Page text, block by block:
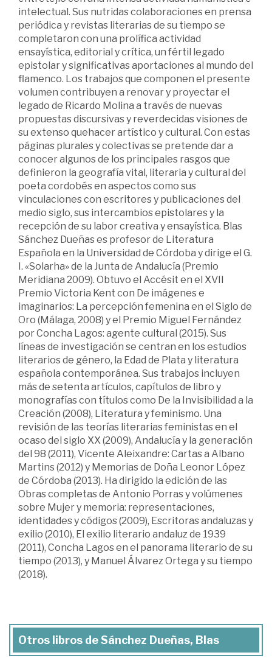
intelectual. Sus nutridas colaboraciones en prensa
periódica y revistas literarias de su tiempo se
completaron con una prolífica actividad
ensayística, editorial y crítica, un fértil legado
epistolar y significativas aportaciones al mundo del
flamenco. Los trabajos que componen el presente
volumen contribuyen a renovar y proyectar el
legado de Ricardo Molina a través de nuevas
propuestas discursivas y reverdecidas visiones de
su extenso quehacer artístico y cultural. Con estas
páginas plurales y colectivas se pretende dar a
conocer algunos de los principales rasgos que
definieron la geografía vital, literaria y cultural del
poeta cordobés en aspectos como sus
vinculaciones con escritores y publicaciones del
medio siglo, sus intercambios epistolares y la
recepción de su labor creativa y ensayística. Blas
Sánchez Dueñas es profesor de Literatura
Española en la Universidad de Córdoba y dirige el G.
I. «Solarha» de la Junta de Andalucía (Premio
Meridiana 2009). Obtuvo el Accésit en el XVII
Premio Victoria Kent con De imágenes e
imaginarios: La percepción femenina en el Siglo de
Oro (Málaga, 2008) y el Premio Miguel Fernández
por Concha Lagos: agente cultural (2015). Sus
líneas de investigación se centran en los estudios
literarios de género, la Edad de Plata y literatura
española contemporánea. Sus trabajos incluyen
más de setenta artículos, capítulos de libro y
monografías con títulos como De la Invisibilidad a la
Creación (2008), Literatura y feminismo. Una
revisión de las teorías literarias feministas en el
ocaso del siglo XX (2009), Andalucía y la generación
del 98 (2011), Vicente Aleixandre: Cartas a Albano
Martins (2012) y Memorias de Doña Leonor López
de Córdoba (2013). Ha dirigido la edición de las
Obras completas de Antonio Porras y volúmenes
sobre Mujer y memoria: representaciones,
identidades y códigos (2009), Escritoras andaluzas y
exilio (2010), El exilio literario andaluz de 1939
(2011), Concha Lagos en el panorama literario de su
tiempo (2013), y Manuel Álvarez Ortega y su tiempo
(2018).
Otros libros de Sánchez Dueñas, Blas